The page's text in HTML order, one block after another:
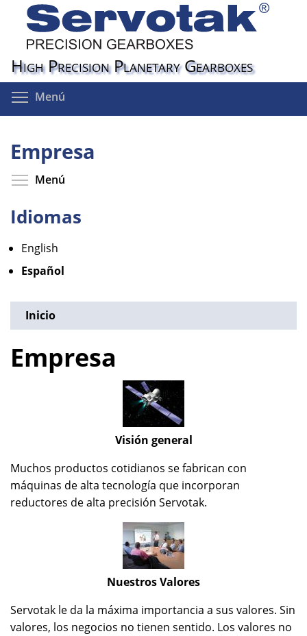
Pasar
contenido
principal
High Precision Planetary Gearboxes
Menú
Empresa
Menú
Idiomas
English
Español
Inicio
Empresa
Visión general
Muchos productos cotidianos se fabrican con
máquinas de alta tecnología que incorporan
reductores de alta precisión Servotak.
Nuestros Valores
Servotak le da la máxima importancia a sus valores. Sin
valores, los negocios no tienen sentido. Los valores no